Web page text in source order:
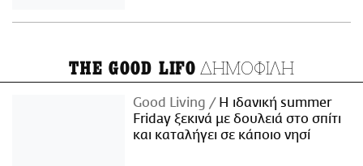
THE GOOD LIFO ΔΗΜΟΦΙΛΗ
Good Living
Η ιδανική summer
Friday ξεκινά με δουλειά στο σπίτι
και καταλήγει σε κάποιο νησί